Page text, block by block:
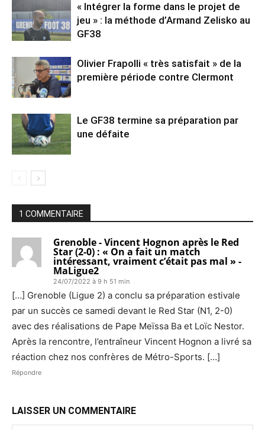
« Intégrer la forme dans le projet de
jeu » : la méthode d’Armand Zelisko au
GF38
Olivier Frapolli « très satisfait » de la
première période contre Clermont
Le GF38 termine sa préparation par
une défaite
1 COMMENTAIRE
Grenoble - Vincent Hognon après le Red
Star (2-0) : « On a fait un match
intéressant, vraiment c’était pas mal » -
MaLigue2
24/07/2022 à 9 h 51 min
[…] Grenoble (Ligue 2) a conclu sa préparation estivale
par un succès ce samedi devant le Red Star (N1, 2-0)
avec des réalisations de Pape Meïssa Ba et Loïc Nestor.
Après la rencontre, l’entraîneur Vincent Hognon a livré sa
réaction chez nos confrères de Métro-Sports. […]
Répondre
LAISSER UN COMMENTAIRE